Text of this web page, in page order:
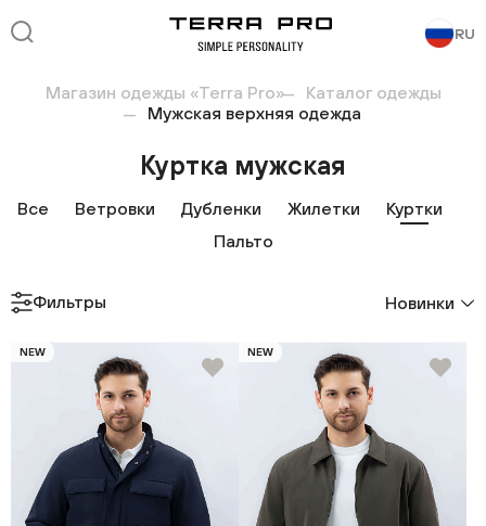
RU
Магазин одежды «Terra Pro»
Каталог одежды
Мужская верхняя одежда
Куртка мужская
Все Ветровки Дубленки Жилетки
Куртки
Пальто
Фильтры Новинки
NEW NEW